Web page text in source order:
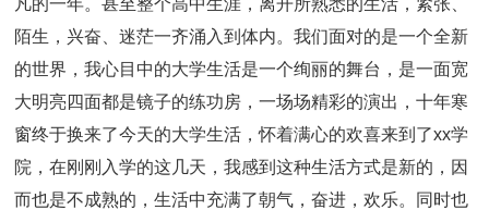
凡的一年。甚至整个高中生涯，离开所熟悉的生活，紧张、
陌生，兴奋、迷茫一齐涌入到体内。我们面对的是一个全新
的世界，我心目中的大学生活是一个绚丽的舞台，是一面宽
大明亮四面都是镜子的练功房，一场场精彩的演出，十年寒
窗终于换来了今天的大学生活，怀着满心的欢喜来到了xx学
院，在刚刚入学的这几天，我感到这种生活方式是新的，因
而也是不成熟的，生活中充满了朝气，奋进，欢乐。同时也